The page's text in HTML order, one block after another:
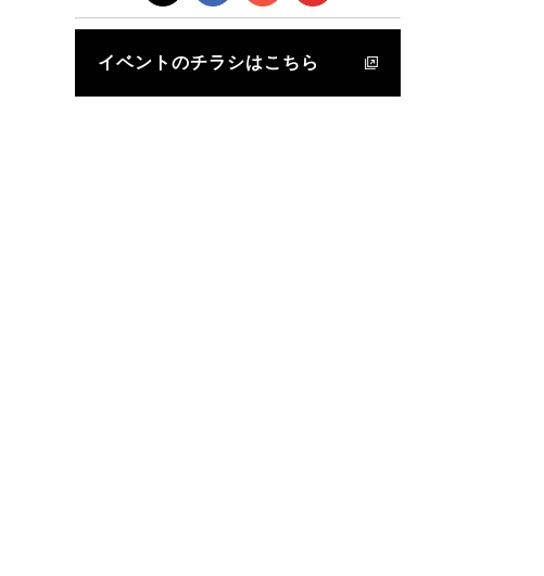
イベントのチラシはこちら